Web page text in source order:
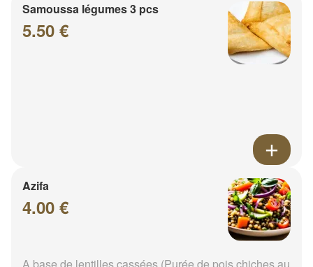
Samoussa légumes 3 pcs
5.50 €
Azifa
4.00 €